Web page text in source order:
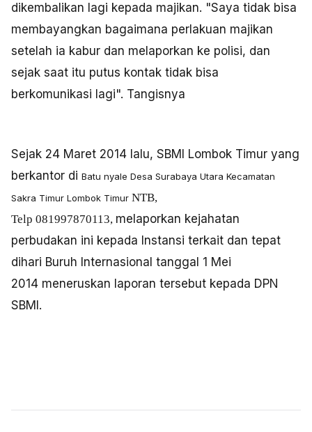
dikembalikan lagi kepada majikan. "Saya tidak bisa
membayangkan bagaimana perlakuan majikan
setelah ia kabur dan melaporkan ke polisi, dan
sejak saat itu putus kontak tidak bisa
berkomunikasi lagi". Tangisnya
Sejak 24 Maret 2014 lalu, SBMI Lombok Timur yang
berkantor di Batu nyale Desa Surabaya Utara Kecamatan
Sakra Timur Lombok Timur NTB,
Telp 081997870113, melaporkan kejahatan
perbudakan ini kepada Instansi terkait dan tepat
dihari Buruh Internasional tanggal 1 Mei
2014 meneruskan laporan tersebut kepada DPN
SBMI.